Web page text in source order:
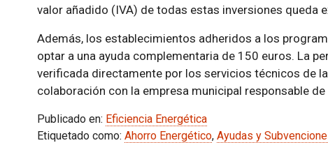
valor añadido (IVA) de todas estas inversiones queda
Además, los establecimientos adheridos a los
optar a una ayuda complementaria de 150 euros. La
verificada directamente por los servicios técnicos de
colaboración con la empresa municipal responsable
Publicado en: Eficiencia Energética
Etiquetado como: Ahorro Energético, Ayudas y